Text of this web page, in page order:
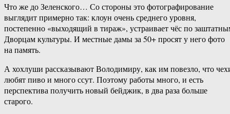
Что же до Зеленского… Со стороны это фотографирование
выглядит примерно так: клоун очень среднего уровня,
постепенно «выходящий в тираж», устраивает чёс по
Дворцам культуры. И местные дамы за 50+ просят у него фото
на память.
А хохлуши рассказывают Володимиру, как им повезло, что
любят пиво и много ссут. Поэтому работы много, и есть
перспектива получить новый бейджик, в два раза больше
старого.